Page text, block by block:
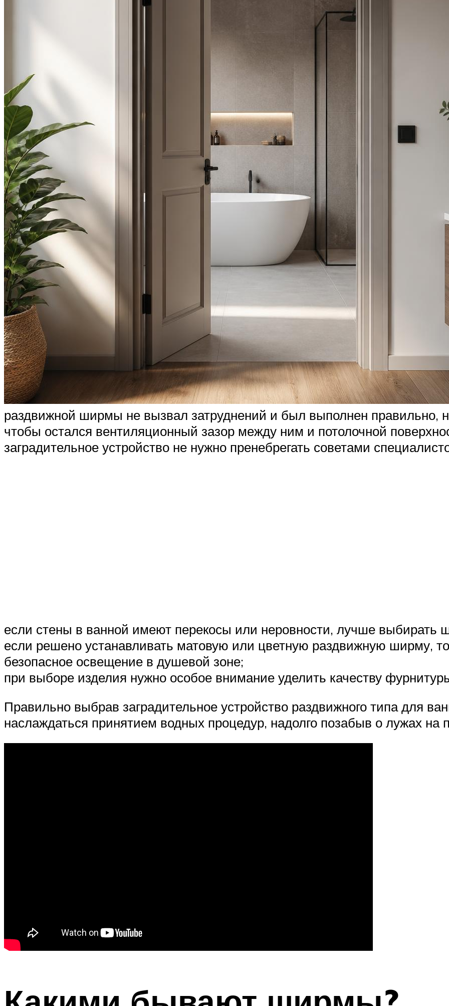
раздвижной ширмы не вызвал затруднений и был выполнен правильно,
чтобы остался вентиляционный зазор между ним и потолочной
заградительное устройство не нужно пренебрегать советами
если стены в ванной имеют перекосы или неровности, лучше выбирать
если решено устанавливать матовую или цветную раздвижную ширму,
безопасное освещение в душевой зоне;
при выборе изделия нужно особое внимание уделить качеству
Правильно выбрав заградительное устройство раздвижного типа для
наслаждаться принятием водных процедур, надолго позабыв о лужах на